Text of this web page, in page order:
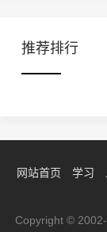
推荐排行
网站首页 学习
Copyright ©